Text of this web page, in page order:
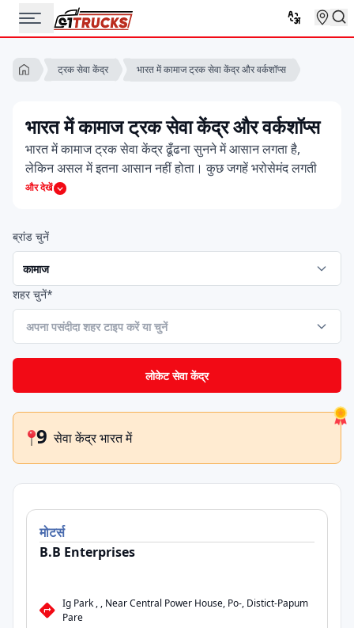
ट्रक सेवा केंद्र भारत में कामाज ट्रक सेवा केंद्र और वर्कशॉप्स
भारत में कामाज ट्रक सेवा केंद्र और वर्कशॉप्स
भारत में कामाज ट्रक सेवा केंद्र ढूँढना सुनने में आसान लगता है,
लेकिन असल में इतना आसान नहीं होता। कुछ जगहें भरोसेमंद लगती
हैं, कुछ थोड़ी संदिग्ध और ज़्यादातर खरीदार बस ऐसे व्यक्ति तक
पहली बार में ही सही जगह मिल जाए।
कभी आप सीधे किसी कामाज ट्रक सेवा केंद्र के शोरूम जाना चाहते हैं,
लेकिन कई बार आपको सिर्फ़ संपर्क नंबर चाहिए होता है। ऐसे में कामाज
ट्रक सेवा केंद्र नंबर सामने मिल जाना बहुत समय बचा देता है।
और देखें
ब्रांड चुनें
शहर चुनें*
लोकेट सेवा केंद्र
9 सेवा केंद्र भारत में
मोटर्स
B.B Enterprises
Ig Park , , Near Central Power House, Po-, Distict-Papum
Pare